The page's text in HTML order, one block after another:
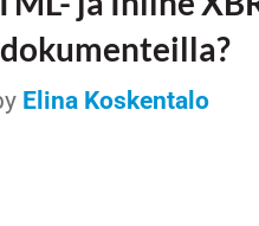
Elina Koskentalo